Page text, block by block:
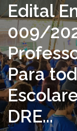
Edital
009/
Para
DRE...